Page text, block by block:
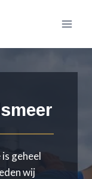
geheel
wij